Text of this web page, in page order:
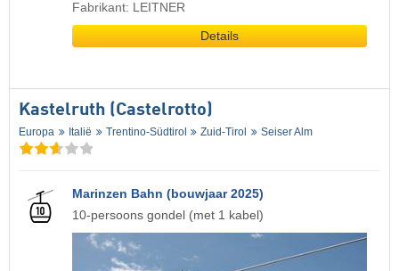
Fabrikant: LEITNER
Details
Kastelruth (Castelrotto)
Europa Italië Trentino-Südtirol Zuid-Tirol Seiser Alm
Marinzen Bahn (bouwjaar 2025)
10-persoons gondel (met 1 kabel)